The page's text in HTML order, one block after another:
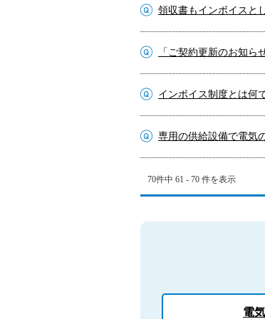
領収書もインボイスと
「ご契約更新のお知
インボイス制度とは何
専用の供給設備で電気
70件中 61 - 70 件を表示
電